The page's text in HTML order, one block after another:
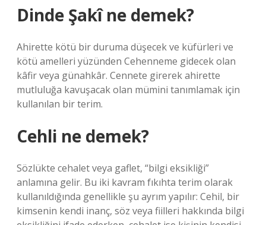
Dinde Şakî ne demek?
Ahirette kötü bir duruma düşecek ve küfürleri ve
kötü amelleri yüzünden Cehenneme gidecek olan
kâfir veya günahkâr. Cennete girerek ahirette
mutluluğa kavuşacak olan mümini tanımlamak için
kullanılan bir terim.
Cehli ne demek?
Sözlükte cehalet veya gaflet, “bilgi eksikliği”
anlamına gelir. Bu iki kavram fıkıhta terim olarak
kullanıldığında genellikle şu ayrım yapılır: Cehil, bir
kimsenin kendi inanç, söz veya fiilleri hakkında bilgi